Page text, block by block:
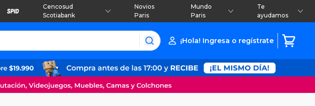
Cencosud
Scotiabank
Novios
Paris
Mundo
Paris
Te
ayudamos
¡Hola! Ingresa o regístrate